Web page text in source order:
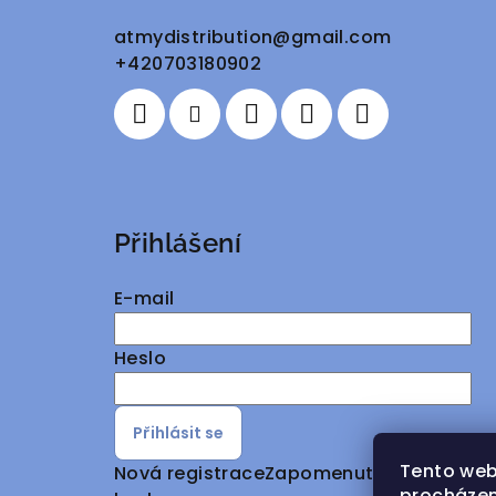
Tento
atmydistribution@gmail.com
+420703180902
Přihlášení
E-mail
Heslo
Přihlásit se
Nová registraceZapomenuté